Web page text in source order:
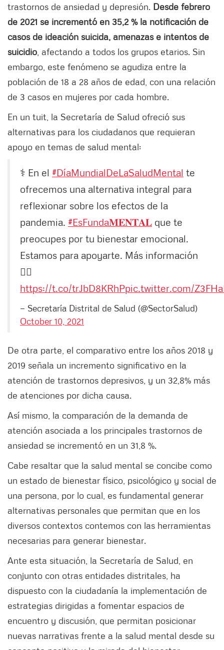
trastornos de ansiedad y depresión. Desde febrero
de 2021 se incrementó en 35,2 % la notificación de
casos de ideación suicida, amenazas e intentos de
suicidio , afectando a todos los grupos etarios. Sin
embargo, este fenómeno se agudiza entre la
población de 18 a 28 años de edad, con una relación
de 3 casos en mujeres por cada hombre.
En un tuit, la Secretaría de Salud ofreció sus
alternativas para los ciudadanos que requieran
apoyo en temas de salud mental:
⚕ En el #DíaMundialDeLaSaludMental te
ofrecemos una alternativa integral para
reflexionar sobre los efectos de la
pandemia. #EsFunda𝐌𝐄𝐍𝐓𝐀𝐋 que te
preocupes por tu bienestar emocional.
Estamos para apoyarte. Más información
👉🏼
https://t.co/trJbD8KRhPpic.twitter.com/
— Secretaría Distrital de Salud (@SectorSalud)
October 10, 2021
De otra parte, el comparativo entre los años 2018 y
2019 señala un incremento significativo en la
atención de trastornos depresivos, y un 32,8% más
de atenciones por dicha causa.
Así mismo, la comparación de la demanda de
atención asociada a los principales trastornos de
ansiedad se incrementó en un 31,8 %.
Cabe resaltar que la salud mental se concibe como
un estado de bienestar físico, psicológico y social de
una persona, por lo cual, es fundamental generar
alternativas personales que permitan que en los
diversos contextos contemos con las herramientas
necesarias para generar bienestar.
Ante esta situación, la Secretaría de Salud, en
conjunto con otras entidades distritales, ha
dispuesto con la ciudadanía la implementación de
estrategias dirigidas a fomentar espacios de
encuentro y discusión, que permitan posicionar
nuevas narrativas frente a la salud mental desde su